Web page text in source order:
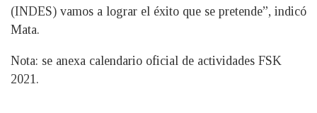
(INDES) vamos a lograr el éxito que se pretende”, indicó
Mata.
Nota: se anexa calendario oficial de actividades FSK
2021.